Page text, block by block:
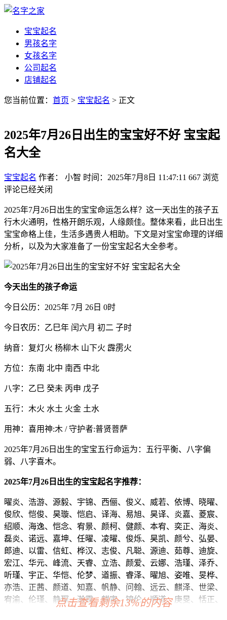
宝宝起名
男孩名字
女孩名字
公司起名
店铺起名
您当前位置： 首页 > 宝宝起名 > 正文
2025年7月26日出生的宝宝好不好 宝宝起
名大全
宝宝起名 作者： 小智 时间：2025年7月8日 11:47:11 667 浏览
评论已经关闭
2025年7月26日出生的宝宝命运怎么样？这一天出生的孩子五
行木火通明，性格开朗乐观，人缘颇佳。整体来看，此日出生
宝宝命格上佳，生活多遇贵人相助。下文是对宝宝命理的详细
分析，以及为大家准备了一份宝宝起名大全参考。
今天出生的孩子命运
今日公历：2025年 7月 26日 0时
今日农历：乙巳年 闰六月 初二 子时
纳音：复灯火 杨柳木 山下火 霹雳火
方位：东南 北中 南西 中北
八字：乙巳 癸未 丙申 戊子
五行：木火 水土 火金 土水
用神：喜用神:木 / 守护者:普贤菩萨
2025年7月26日出生的宝宝五行命运为：五行平衡、八字偏
弱、八字喜木。
2025年7月26日出生的宝宝起名字推荐：
曜炎、浩游、源毅、宇锦、西俪、俊义、威若、依博、晓曜、
俊欣、恺俊、昊璇、恺启、译海、易旭、昊译、炎嘉、菱宸、
绍顺、海逸、恺念、宥景、颜柯、健颜、本宥、奕正、海炎、
磊炎、诺远、嘉坤、任曜、凌曜、俊烁、昊凯、颜兮、弘晏、
郎迪、以雷、信虹、桦汉、志俊、凡聪、源迪、茹尊、迪旋、
宏江、华元、峰流、天睿、立浩、颜爱、云娜、浩瑾、泽乔、
听瑾、宇正、华恺、伦梦、道振、睿泽、曜旭、姿唯、旻桦、
亦浩、正茜、颜道、知嘉、帆静、问翰、远云、麒泽、世梁、
宥渝、伦瑾、静琛、瀚霆、麒寅、锦伦、顺道、庚旻、恬正、
点击查看剩余13%的内容